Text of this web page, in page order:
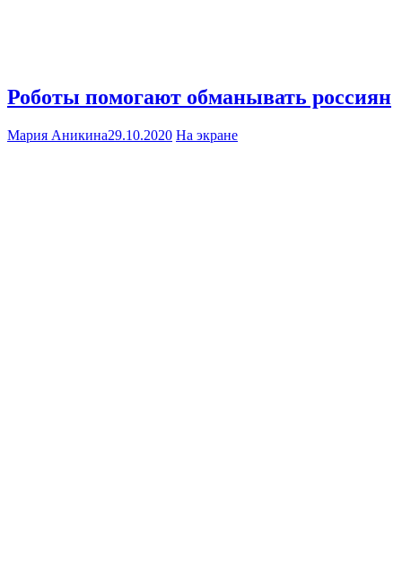
Роботы помогают обманывать россиян
Мария Аникина29.10.2020 На экране